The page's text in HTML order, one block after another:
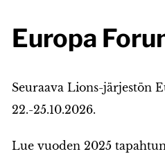
Europa
Seuraava Lions-järjestön
22.-25.10.2026.
Lue vuoden 2025